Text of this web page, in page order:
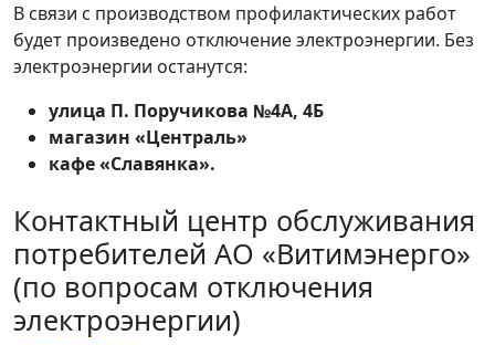
В связи с производством профилактических работ
будет произведено отключение электроэнергии. Без
электроэнергии останутся:
улица П. Поручикова №4А, 4Б
магазин «Централь»
кафе «Славянка».
Контактный центр обслуживания
потребителей АО «Витимэнерго»
(по вопросам отключения
электроэнергии)